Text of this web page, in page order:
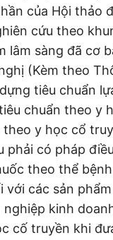
của Hội thảo
cứu theo
lâm sàng đã cơ
(Kèm theo
tiêu chuẩn
chuẩn theo y
theo y học cổ
phải có pháp
theo thể
với các sản
nghiệp kinh
cố truyền khi